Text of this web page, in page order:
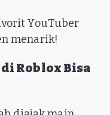
YouTuber
menarik!
Roblox Bisa